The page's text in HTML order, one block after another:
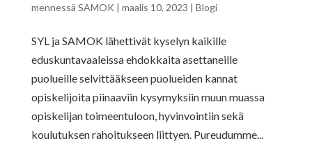
mennessä SAMOK | maalis 10, 2023 | Blogi
SYL ja SAMOK lähettivät kyselyn kaikille
eduskuntavaaleissa ehdokkaita asettaneille
puolueille selvittääkseen puolueiden kannat
opiskelijoita piinaaviin kysymyksiin muun muassa
opiskelijan toimeentuloon, hyvinvointiin sekä
koulutuksen rahoitukseen liittyen. Pureudumme...